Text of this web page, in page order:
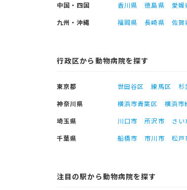
中国・四国
香川県 徳島県 愛媛
九州・沖縄
福岡県 長崎県 佐賀
行政区から動物病院を探す
東京都 世田谷区 練馬区 杉
神奈川県
横浜市青葉区 横浜市
埼玉県
川口市 所沢市 さい
千葉県
船橋市 市川市 松戸
注目の駅から動物病院を探す